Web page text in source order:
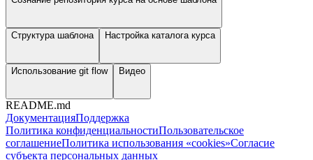
Структура шаблона Настройка каталога курса
Использование git flow Видео
README.md
ДокументацияПоддержка
Политика конфиденциальностиПользовательское
соглашениеПолитика использования «cookies»Согласие
субъекта персональных данных